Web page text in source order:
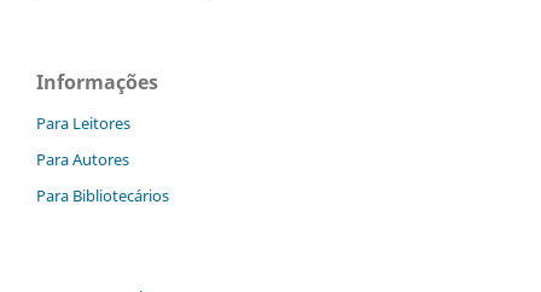
Informações
Para Leitores
Para Autores
Para Bibliotecários